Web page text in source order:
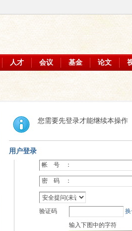
人才 会议 基金 论文
您需要先登录才能继续本操作
用户登录
帐 号 ：
密 码 ：
验证码
输入下图中的字符